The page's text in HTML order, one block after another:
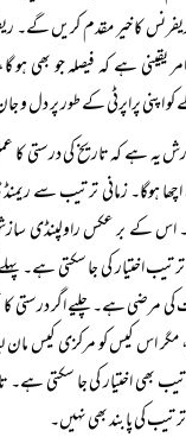
کا خیر مقدم کریں گے۔
یقینی ہے کہ فیصلہ جو بھی
اپنی پراپرٹی کے طور پر دل
یہ ہے کہ تاریخ کی درستی کا
ترتیب اختیار کی جا سکتی
مرضی ہے۔ چلیے اگر درستی
مگر اس کیس کو مرکزی کیس مان
بھی اختیار کی جا سکتی ہے۔
کی پابند بھی نہیں۔